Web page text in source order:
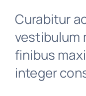
Curabitur
vestibulum
finibus
integer